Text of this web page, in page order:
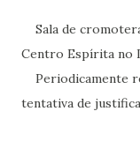
Sala de
Centro Espírita
Periodicamente
tentativa de